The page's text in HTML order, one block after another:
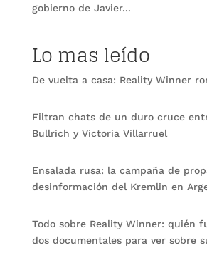
gobierno de Javier...
Lo mas leído
De vuelta a casa: Reality Winner
Filtran chats de un duro cruce
Bullrich y Victoria Villarruel
Ensalada rusa: la campaña de
desinformación del Kremlin en
Todo sobre Reality Winner: quién
dos documentales para ver sobre